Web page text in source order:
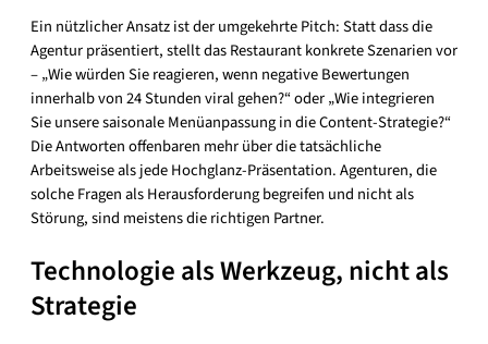
Ein nützlicher Ansatz ist der umgekehrte Pitch: Statt dass die
Agentur präsentiert, stellt das Restaurant konkrete Szenarien vor
– „Wie würden Sie reagieren, wenn negative Bewertungen
innerhalb von 24 Stunden viral gehen?“ oder „Wie integrieren
Sie unsere saisonale Menüanpassung in die Content-Strategie?“
Die Antworten offenbaren mehr über die tatsächliche
Arbeitsweise als jede Hochglanz-Präsentation. Agenturen, die
solche Fragen als Herausforderung begreifen und nicht als
Störung, sind meistens die richtigen Partner.
Technologie als Werkzeug, nicht als
Strategie